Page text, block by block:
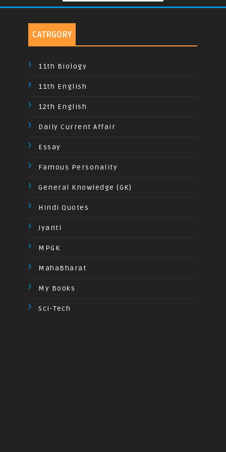
CATRGORY
11th Biology
11th English
12th English
Daily Current Affair
Essay
Famous Personality
General Knowledge (GK)
Hindi Quotes
Jyanti
MPGK
MahaBharat
My Books
Sci-Tech